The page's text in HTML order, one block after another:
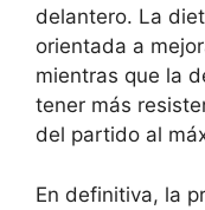
delantero. La
orientada a
mientras que la
tener más
del partido al
En definitiva, la